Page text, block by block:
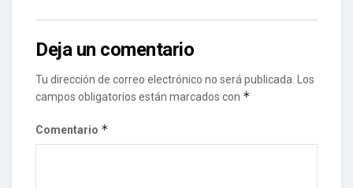
Deja un comentario
Tu dirección de correo electrónico no será publicada. Los
campos obligatorios están marcados con *
Comentario *